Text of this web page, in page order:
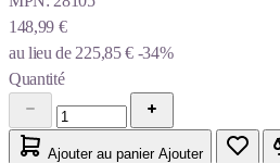
148,99 €
au lieu de225,85 € -34%
Quantité
Ajouter au panier Ajouter